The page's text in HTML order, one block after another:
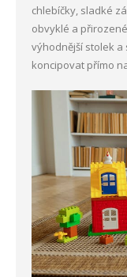
chlebíčky, sladké
obvyklé a
výhodnější stolek
koncipovat přímo